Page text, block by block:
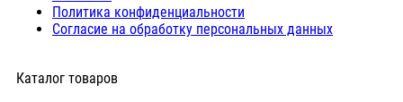
Политика конфиденциальности
Согласие на обработку персональных данных
Каталог товаров